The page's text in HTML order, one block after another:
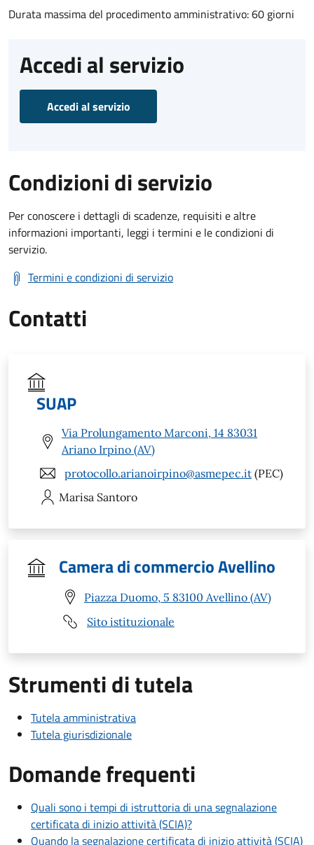
Durata massima del procedimento amministrativo: 60 giorni
Accedi al servizio
Accedi al servizio
Condizioni di servizio
Per conoscere i dettagli di scadenze, requisiti e altre
informazioni importanti, leggi i termini e le condizioni di
servizio.
Termini e condizioni di servizio
Contatti
SUAP
Via Prolungamento Marconi, 14 83031
Ariano Irpino (AV)
protocollo.arianoirpino@asmepec.it (PEC)
Marisa Santoro
Camera di commercio Avellino
Piazza Duomo, 5 83100 Avellino (AV)
Sito istituzionale
Strumenti di tutela
Tutela amministrativa
Tutela giurisdizionale
Domande frequenti
Quali sono i tempi di istruttoria di una segnalazione
certificata di inizio attività (SCIA)?
Quando la segnalazione certificata di inizio attività (SCIA)